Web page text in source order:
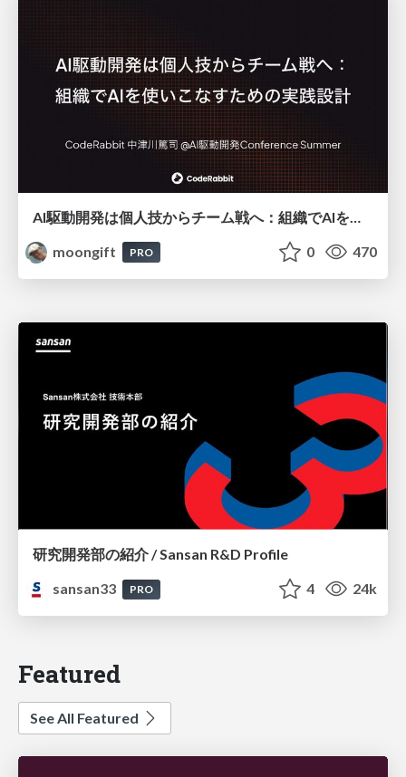
moongift
PRO 0 470
研究開発部の紹介 / Sansan R&D Profile
sansan33
PRO 4 24k
Featured
See All Featured